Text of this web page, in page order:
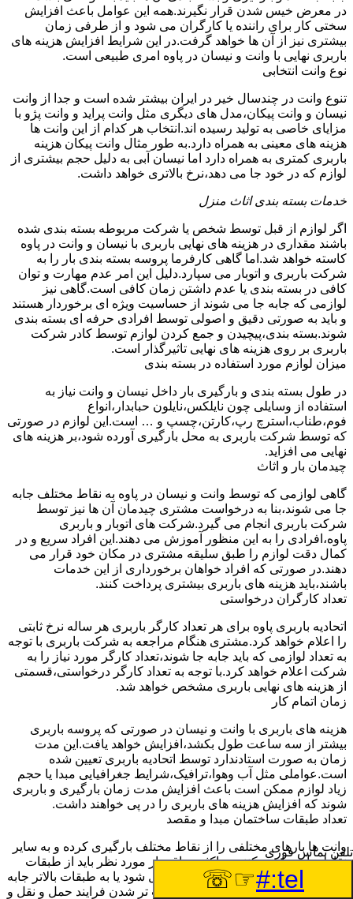
در معرض خیس شدن قرار نگیرند.همه این عوامل باعث افزایش
سختی کار برای راننده یا کارگران می شود و از طرفی زمان
بیشتری نیز از آن ها خواهد گرفت.در این شرایط افزایش هزینه های
باربری نهایی با وانت و نیسان در پاوه امری طبیعی است.
نوع وانت انتخابی
تنوع وانت در چندسال خیر در ایران بیشتر شده است و جدا از وانت
نیسان و وانت پیکان،مدل های دیگری مثل وانت پراید و وانت پژو با
مزایای خاصی به تولید رسیده اند.انتخاب هر کدام از این وانت ها
هزینه های معینی به همراه دارد.به طور مثال وانت پیکان هزینه
باربری کمتری به همراه دارد اما نیسان آبی به دلیل حجم بیشتری از
لوازم که در خود جا می دهد،نرخ بالاتری خواهد داشت.
خدمات بسته بندی اثاث منزل
اگر لوازم از قبل توسط شخص یا شرکت مربوطه بسته بندی شده
باشند مقداری در هزینه های نهایی باربری با نیسان و وانت در پاوه
کاسته خواهد شد.اما گاهی کارفرما پروسه بسته بندی بار را به
شرکت باربری و اتوبار می سپارد.دلیل این امر عدم مهارت و توان
کافی در بسته بندی یا عدم داشتن زمان کافی است.گاهی نیز
لوازمی که جابه جا می شوند از حساسیت ویژه ای برخوردار هستند
و باید به صورتی دقیق و اصولی توسط افرادی حرفه ای بسته بندی
شوند.بسته بندی،پیچیدن و جمع کردن لوازم توسط کادر شرکت
باربری بر روی هزینه های نهایی تاثیرگذار است.
میزان لوازم مورد استفاده در بسته بندی
در طول بسته بندی و بارگیری بار داخل نیسان و وانت نیاز به
استفاده از وسایلی چون نایلکس،نایلون حبابدار،انواع
فوم،طناب،استرچ رپ،کارتن،چسپ و … است.این لوازم در صورتی
که توسط شرکت باربری به محل بارگیری آورده شود،بر هزینه های
نهایی می افزاید.
چیدمان بار و اثاث
گاهی لوازمی که توسط وانت و نیسان در پاوه به نقاط مختلف جابه
جا می شوند،بنا به درخواست مشتری چیدمان آن ها نیز توسط
شرکت باربری انجام می گیرد.شرکت های اتوبار و باربری
پاوه،افرادی را به این منظور آموزش می دهند.این افراد سریع و در
کمال دقت لوازم را طبق سلیقه مشتری در مکان خود قرار می
دهند.در صورتی که افراد خواهان برخورداری از این خدمات
باشند،باید هزینه های باربری بیشتری پرداخت کنند.
تعداد کارگران درخواستی
اتحادیه باربری پاوه برای هر تعداد کارگر باربری هر ساله نرخ ثابتی
را اعلام خواهد کرد.مشتری هنگام مراجعه به شرکت باربری با توجه
به تعداد لوازمی که باید جابه جا شوند،تعداد کارگر مورد نیاز را به
شرکت اعلام خواهد کرد.با توجه به تعداد کارگر درخواستی،قسمتی
از هزینه های نهایی باربری مشخص خواهد شد.
زمان اتمام کار
هزینه های باربری با وانت و نیسان در صورتی که پروسه باربری
بیشتر از سه ساعت طول بکشد،افزایش خواهد یافت.این مدت
زمان به صورت استادندارد توسط اتحادیه باربری تعیین شده
است.عواملی مثل آب وهوا،ترافیک،شرایط جغرافیایی مبدا یا حجم
زیاد لوازم ممکن است باعث افزایش مدت زمان بارگیری و باربری
شوند که افزایش هزینه های باربری را در پی خواهند داشت.
تعداد طبقات ساختمان مبدا و مقصد
وانت ها بارهای مختلفی را از نقاط مختلف بارگیری کرده و به سایر
نقاط جابه جا می کنند.در اکثر مواقع بار مورد نظر باید از طبقات
همکف به بالای ساختمان به پایین منتقل شود یا به طبقات بالاتر جابه
جا شود.انتقال لوازم از پله باعث سخت تر شدن فرایند حمل و نقل و
تلفن تماس فوری
tel:#
☞☏